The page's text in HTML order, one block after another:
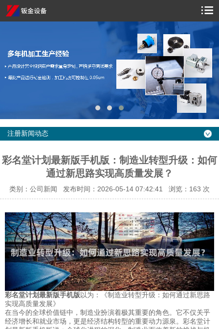
注册新闻动态
彩名堂计划最新版手机版：制造业转型升级：如何
通过新思路实现高质量发展？
类别：公司新闻 发布时间：2026-05-14 07:42:41 浏览： 163 次
彩名堂计划最新版手机版以为：《制造业转型升级：如何通过新思路
实现高质量发展》
在当今的全球价值链中，制造业扮演着极其重要的角色。它不仅关乎
经济增长和就业市场，更是经济结构转型的重要动力源泉。彩名堂计